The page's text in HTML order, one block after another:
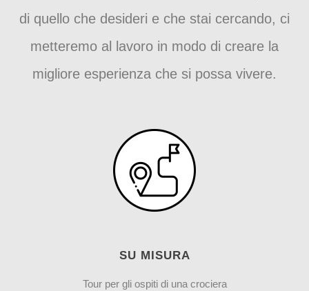
di quello che desideri e che stai cercando, ci
metteremo al lavoro in modo di creare la
migliore esperienza che si possa vivere.
SU MISURA
Tour per gli ospiti di una crociera